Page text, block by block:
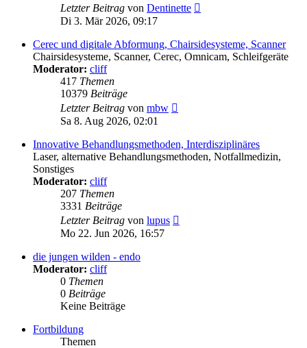
Letzter Beitrag von Dentinette
Di 3. Mär 2026, 09:17
Cerec und digitale Abformung, Chairsidesysteme, Scanner
Chairsidesysteme, Scanner, Cerec, Omnicam, Schleifgeräte
Moderator: cliff
417 Themen
10379 Beiträge
Letzter Beitrag von mbw
Sa 8. Aug 2026, 02:01
Innovative Behandlungsmethoden, Interdisziplinäres
Laser, alternative Behandlungsmethoden, Notfallmedizin,
Sonstiges
Moderator: cliff
207 Themen
3331 Beiträge
Letzter Beitrag von lupus
Mo 22. Jun 2026, 16:57
die jungen wilden - endo
Moderator: cliff
0 Themen
0 Beiträge
Keine Beiträge
Fortbildung
Themen